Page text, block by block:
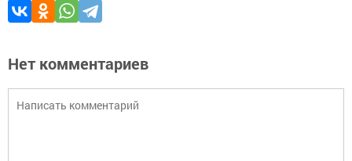
Нет комментариев